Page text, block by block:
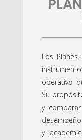
Los Planes
operativo
Su
y
y